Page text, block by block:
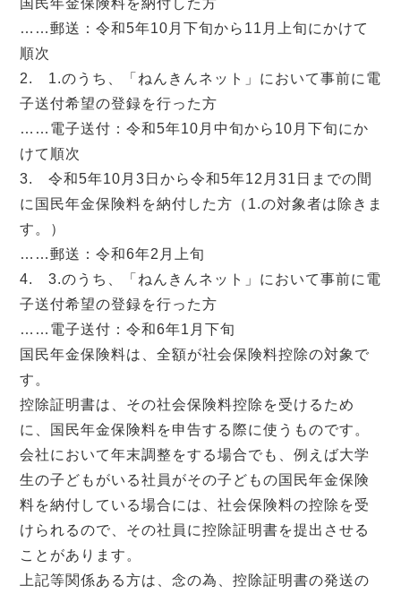
国民年金保険料を納付した方
……郵送：令和5年10月下旬から11月上旬にかけて
順次
2. 1.のうち、「ねんきんネット」において事前に電
子送付希望の登録を行った方
……電子送付：令和5年10月中旬から10月下旬にか
けて順次
3. 令和5年10月3日から令和5年12月31日までの間
に国民年金保険料を納付した方（1.の対象者は除きま
す。）
……郵送：令和6年2月上旬
4. 3.のうち、「ねんきんネット」において事前に電
子送付希望の登録を行った方
……電子送付：令和6年1月下旬
国民年金保険料は、全額が社会保険料控除の対象で
す。
控除証明書は、その社会保険料控除を受けるため
に、国民年金保険料を申告する際に使うものです。
会社において年末調整をする場合でも、例えば大学
生の子どもがいる社員がその子どもの国民年金保険
料を納付している場合には、社会保険料の控除を受
けられるので、その社員に控除証明書を提出させる
ことがあります。
上記等関係ある方は、念の為、控除証明書の発送の